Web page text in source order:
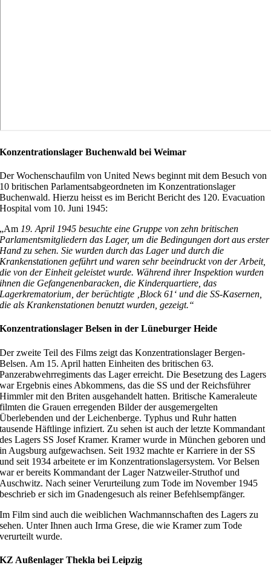
Konzentrationslager Buchenwald bei Weimar
Der Wochenschaufilm von United News beginnt mit dem Besuch von
10 britischen Parlamentsabgeordneten im Konzentrationslager
Buchenwald. Hierzu heisst es im Bericht Bericht des 120. Evacuation
Hospital vom 10. Juni 1945:
„Am 19. April 1945 besuchte eine Gruppe von zehn britischen
Parlamentsmitgliedern das Lager, um die Bedingungen dort aus erster
Hand zu sehen. Sie wurden durch das Lager und durch die
Krankenstationen geführt und waren sehr beeindruckt von der Arbeit,
die von der Einheit geleistet wurde. Während ihrer Inspektion wurden
ihnen die Gefangenenbaracken, die Kinderquartiere, das
Lagerkrematorium, der berüchtigte ‚Block 61‘ und die SS-Kasernen,
die als Krankenstationen benutzt wurden, gezeigt.“
Konzentrationslager Belsen in der Lüneburger Heide
Der zweite Teil des Films zeigt das Konzentrationslager Bergen-
Belsen. Am 15. April hatten Einheiten des britischen 63.
Panzerabwehrregiments das Lager erreicht. Die Besetzung des Lagers
war Ergebnis eines Abkommens, das die SS und der Reichsführer
Himmler mit den Briten ausgehandelt hatten. Britische Kameraleute
filmten die Grauen erregenden Bilder der ausgemergelten
Überlebenden und der Leichenberge. Typhus und Ruhr hatten
tausende Häftlinge infiziert. Zu sehen ist auch der letzte Kommandant
des Lagers SS Josef Kramer. Kramer wurde in München geboren und
in Augsburg aufgewachsen. Seit 1932 machte er Karriere in der SS
und seit 1934 arbeitete er im Konzentrationslagersystem. Vor Belsen
war er bereits Kommandant der Lager Natzweiler-Struthof und
Auschwitz. Nach seiner Verurteilung zum Tode im November 1945
beschrieb er sich im Gnadengesuch als reiner Befehlsempfänger.
Im Film sind auch die weiblichen Wachmannschaften des Lagers zu
sehen. Unter Ihnen auch Irma Grese, die wie Kramer zum Tode
verurteilt wurde.
KZ Außenlager Thekla bei Leipzig